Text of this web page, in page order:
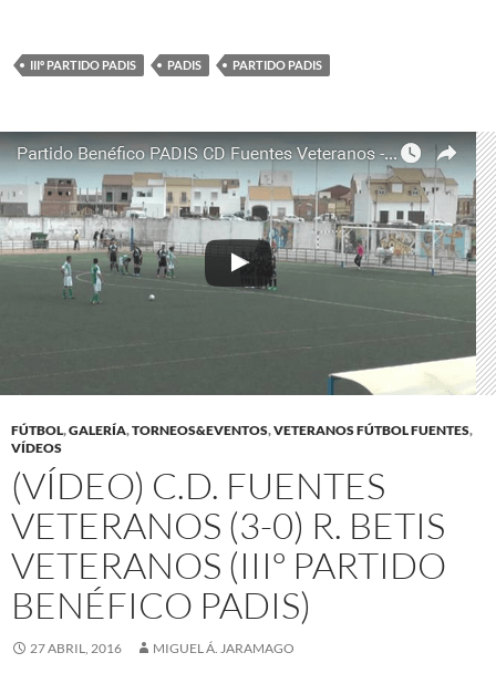
IIIº PARTIDO PADIS PADIS PARTIDO PADIS
FÚTBOL,GALERÍA,TORNEOS&EVENTOS,VETERANOS FÚTBOL FUENTES,
VÍDEOS
(VÍDEO) C.D. FUENTES
VETERANOS (3-0) R. BETIS
VETERANOS (IIIº PARTIDO
BENÉFICO PADIS)
27 ABRIL, 2016 MIGUEL Á. JARAMAGO